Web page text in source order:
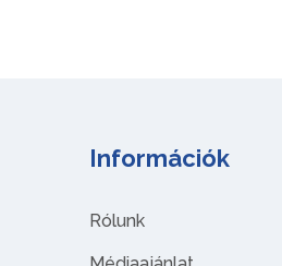
Információk
Rólunk